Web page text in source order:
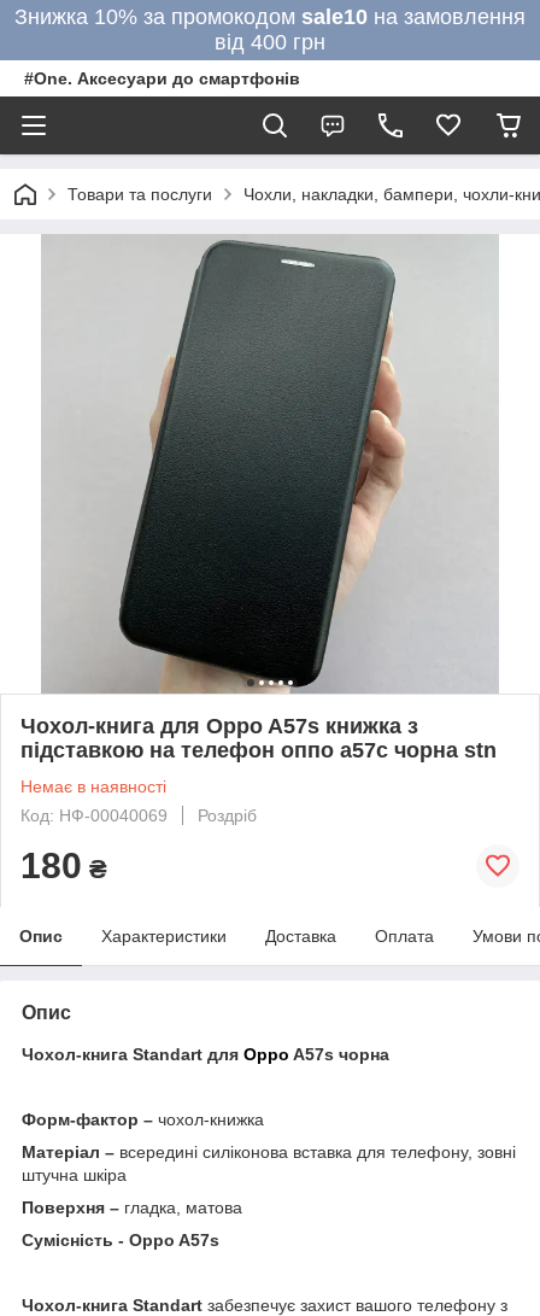
Знижка 10% за промокодом sale10 на замовлення
від 400 грн
#One. Аксесуари до смартфонів
Товари та послуги Чохли, накладки, бампери, чохли-
Чохол-книга для Oppo A57s книжка з
підставкою на телефон оппо а57с чорна stn
Немає в наявності
Код: НФ-00040069
Роздріб
180 ₴
Опис Характеристики Доставка Оплата Умови
Опис
Чохол-книга Standart для Oppo A57s чорна
Форм-фактор – чохол-книжка
Матеріал – всередині силіконова вставка для телефону, зовні
штучна шкіра
Поверхня – гладка, матова
Сумісність - Oppo A57s
Чохол-книга Standart забезпечує захист вашого телефону з